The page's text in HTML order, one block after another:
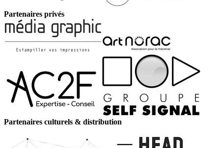
Partenaires privés
Partenaires culturels & distribution